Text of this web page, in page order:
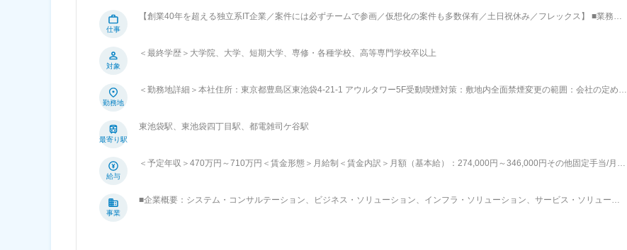
仕事
【創業40年を超える独立系IT企業／案件には必ずチームで参画／仮想化の案件も多数保有／土日祝休み／フレックス】 ■業務内
よび試験工程（単体、結合試験など） ・運用、保守対応 ・プロジェクトマネジメント ■当ポジションの特徴： ・上流工程へチ
設計構築及びサーバの設計構築案件を対応している事業部です。 ■当社について： 当社の使命は、「お客さまと情報システムと
術を活用した情報システムの構築、さらに、安全・快適な利用をかなえる運用・保守サービスの提供を推進しています。これら
対象
＜最終学歴＞大学院、大学、短期大学、専修・各種学校、高等専門学校卒以上
勤務地
＜勤務地詳細＞本社住所：東京都豊島区東池袋4-21-1 アウルタワー5F受動喫煙対策：敷地内全面禁煙変更の範囲：会社の定める
最寄り駅
東池袋駅、東池袋四丁目駅、都電雑司ケ谷駅
給与
＜予定年収＞470万円～710万円＜賃金形態＞月給制＜賃金内訳＞月額（基本給）：274,000円～346,000円その他固定手当/月：
めた表記です。
事業
■企業概要：システム・コンサルテーション、ビジネス・ソリューション、インフラ・ソリューション、サービス・ソリューシ